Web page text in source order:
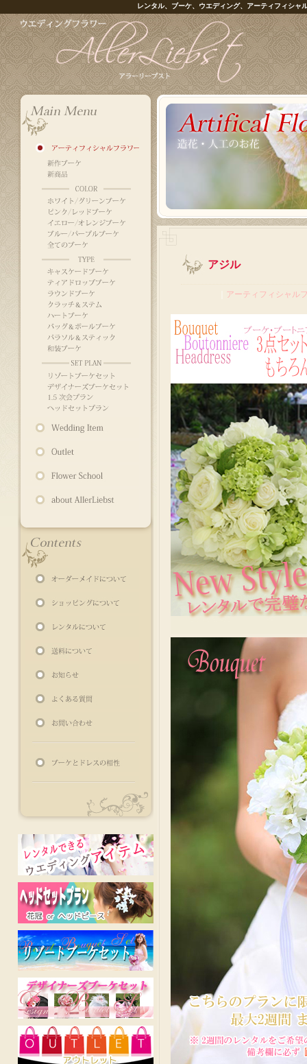
レンタル、ブーケ、ウエディング、アーティフィシャ
アジル
アーティフィシャル